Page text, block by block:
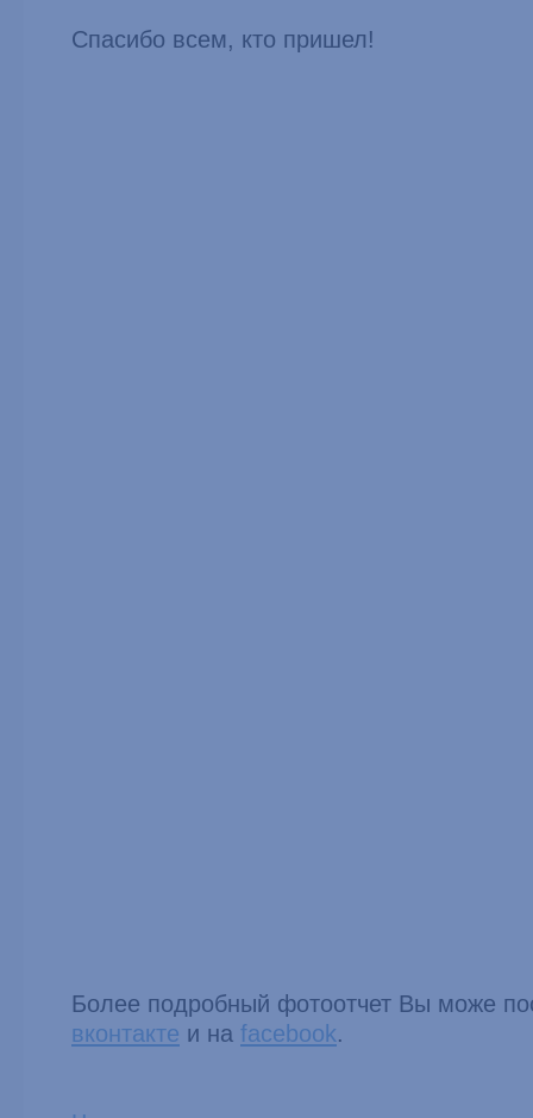
Спасибо всем, кто пришел!
Более подробный фотоотчет Вы може
вконтакте и на facebook.